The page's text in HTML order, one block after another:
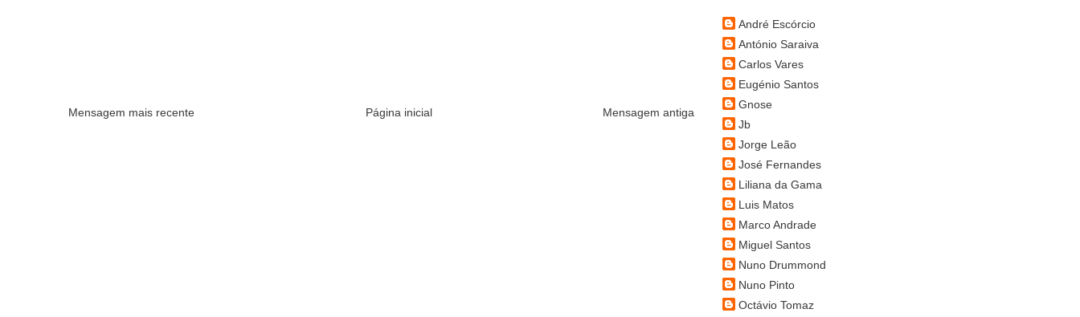
Mensagem mais recente Mensagem antiga
Página inicial
André Escórcio
António Saraiva
Carlos Vares
Eugénio Santos
Gnose
Jb
Jorge Leão
José Fernandes
Liliana da Gama
Luis Matos
Marco Andrade
Miguel Santos
Nuno Drummond
Nuno Pinto
Octávio Tomaz